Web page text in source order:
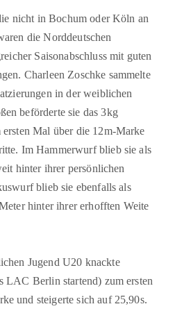
nicht in Bochum oder Köln an
die Norddeutschen
Saisonabschluss mit guten
Charleen Zoschke sammelte
in der weiblichen
beförderte sie das 3kg
Mal über die 12m-Marke
Im Hammerwurf blieb sie als
hinter ihrer persönlichen
blieb sie ebenfalls als
hinter ihrer erhofften Weite
Jugend U20 knackte
LAC Berlin startend) zum ersten
und steigerte sich auf 25,90s.